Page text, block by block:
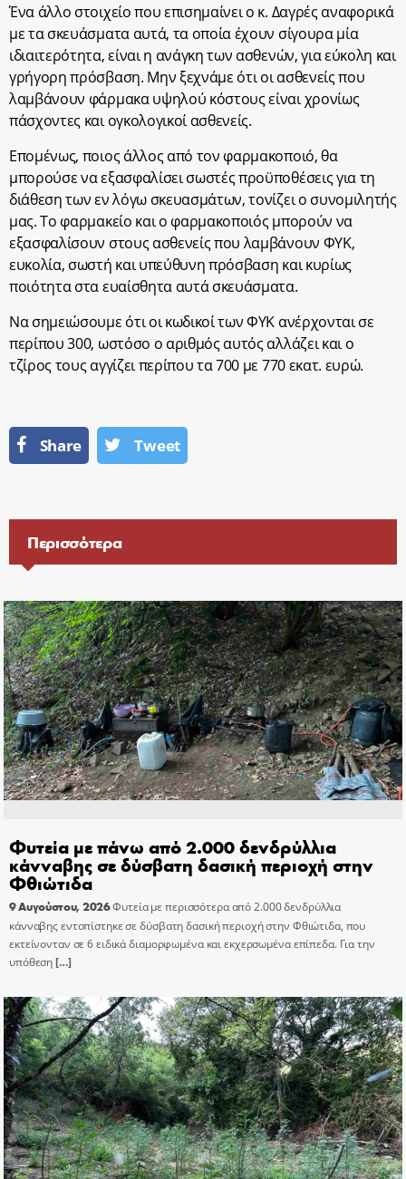
Ένα άλλο στοιχείο που επισημαίνει ο κ. Δαγρές αναφορικά
με τα σκευάσματα αυτά, τα οποία έχουν σίγουρα μία
ιδιαιτερότητα, είναι η ανάγκη των ασθενών, για εύκολη και
γρήγορη πρόσβαση. Μην ξεχνάμε ότι οι ασθενείς που
λαμβάνουν φάρμακα υψηλού κόστους είναι χρονίως
πάσχοντες και ογκολογικοί ασθενείς.
Επομένως, ποιος άλλος από τον φαρμακοποιό, θα
μπορούσε να εξασφαλίσει σωστές προϋποθέσεις για τη
διάθεση των εν λόγω σκευασμάτων, τονίζει ο συνομιλητής
μας. Το φαρμακείο και ο φαρμακοποιός μπορούν να
εξασφαλίσουν στους ασθενείς που λαμβάνουν ΦΥΚ,
ευκολία, σωστή και υπεύθυνη πρόσβαση και κυρίως
ποιότητα στα ευαίσθητα αυτά σκευάσματα.
Να σημειώσουμε ότι οι κωδικοί των ΦΥΚ ανέρχονται σε
περίπου 300, ωστόσο ο αριθμός αυτός αλλάζει και ο
τζίρος τους αγγίζει περίπου τα 700 με 770 εκατ. ευρώ.
Share Tweet
Περισσότερα
Φυτεία με πάνω από 2.000 δενδρύλλια
κάνναβης σε δύσβατη δασική περιοχή στην
Φθιώτιδα
9 Αυγούστου, 2026Φυτεία με περισσότερα από 2.000 δενδρύλλια
κάνναβης εντοπίστηκε σε δύσβατη δασική περιοχή στην Φθιώτιδα, που
εκτείνονταν σε 6 ειδικά διαμορφωμένα και εκχερσωμένα επίπεδα. Για την
υπόθεση[…]